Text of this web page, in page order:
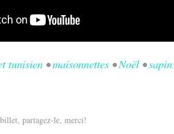
tunisien •maisonnettes •Noël •sapin
partagez-le, merci!